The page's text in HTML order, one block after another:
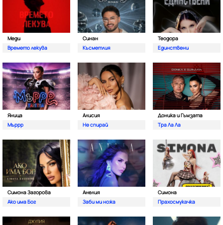
Меди
Времето лекува
Синан
Късметлия
Теодора
Единствени
Яница
Мъррр
Алисия
Не спирай
Доника и Гъмзата
Тра Ла Ла
Симона Загорова
Ако има Бог
Анелия
Заби ми ножа
Симона
Прахосмукачка